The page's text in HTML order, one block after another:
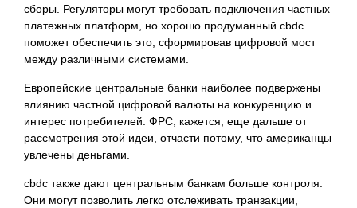
сборы. Регуляторы могут требовать подключения частных
платежных платформ, но хорошо продуманный cbdc
поможет обеспечить это, сформировав цифровой мост
между различными системами.
Европейские центральные банки наиболее подвержены
влиянию частной цифровой валюты на конкуренцию и
интерес потребителей. ФРС, кажется, еще дальше от
рассмотрения этой идеи, отчасти потому, что американцы
увлечены деньгами.
cbdc также дают центральным банкам больше контроля.
Они могут позволить легко отслеживать транзакции,